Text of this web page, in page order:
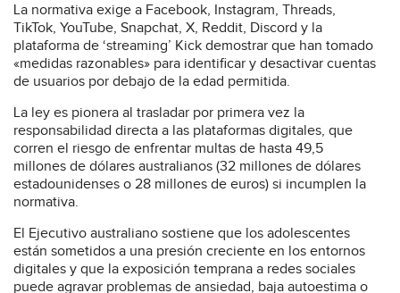
La normativa exige a Facebook, Instagram, Threads,
TikTok, YouTube, Snapchat, X, Reddit, Discord y la
plataforma de ‘streaming’ Kick demostrar que han tomado
«medidas razonables» para identificar y desactivar cuentas
de usuarios por debajo de la edad permitida.
La ley es pionera al trasladar por primera vez la
responsabilidad directa a las plataformas digitales, que
corren el riesgo de enfrentar multas de hasta 49,5
millones de dólares australianos (32 millones de dólares
estadounidenses o 28 millones de euros) si incumplen la
normativa.
El Ejecutivo australiano sostiene que los adolescentes
están sometidos a una presión creciente en los entornos
digitales y que la exposición temprana a redes sociales
puede agravar problemas de ansiedad, baja autoestima o